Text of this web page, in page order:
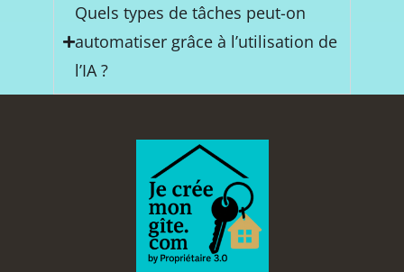
Quels types de tâches peut-on
automatiser grâce à l’utilisation de
l’IA ?